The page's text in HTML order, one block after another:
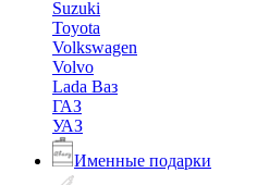
Suzuki
Toyota
Volkswagen
Volvo
Lada Ваз
ГАЗ
УАЗ
Именные подарки